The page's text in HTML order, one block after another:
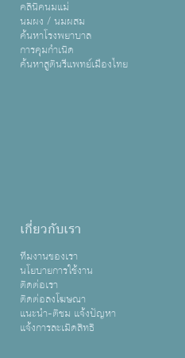
คลินิคนมแม่
นมผง / นมผสม
ค้นหาโรงพยาบาล
การคุมกำเนิด
ค้นหาสูตินรีแพทย์เมืองไทย
เกี่ยวกับเรา
ทีมงานของเรา
นโยบายการใช้งาน
ติดต่อเรา
ติดต่อลงโฆษณา
แนะนำ-ติชม แจ้งปัญหา
แจ้งการละเมิดสิทธิ